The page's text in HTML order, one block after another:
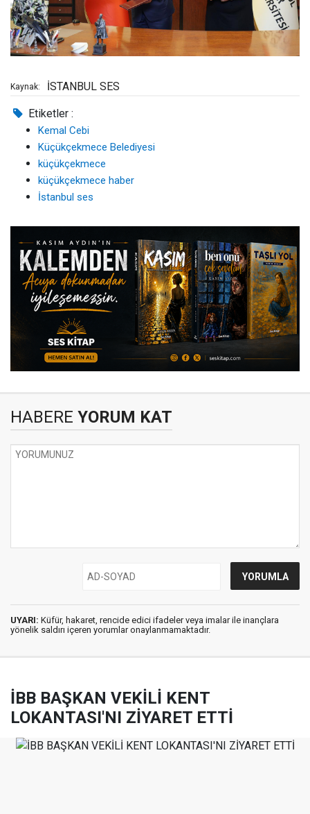
Kaynak: İSTANBUL SES
Etiketler :
Kemal Cebi
Küçükçekmece Belediyesi
küçükçekmece
küçükçekmece haber
İstanbul ses
HABERE YORUM KAT
UYARI: Küfür, hakaret, rencide edici ifadeler veya imalar ile inançlara
yönelik saldırı içeren yorumlar onaylanmamaktadır.
İBB BAŞKAN VEKİLİ KENT
LOKANTASI'NI ZİYARET ETTİ